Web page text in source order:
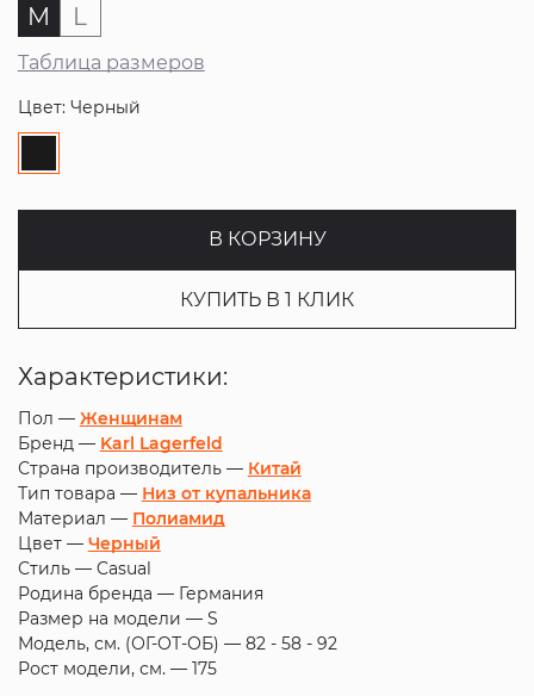
M L
Таблица размеров
Цвет: Черный
В КОРЗИНУ
КУПИТЬ В 1 КЛИК
Характеристики:
Пол — Женщинам
Бренд — Karl Lagerfeld
Страна производитель — Китай
Тип товара — Низ от купальника
Материал — Полиамид
Цвет — Черный
Стиль — Casual
Родина бренда — Германия
Размер на модели — S
Модель, см. (ОГ-ОТ-ОБ) — 82 - 58 - 92
Рост модели, см. — 175